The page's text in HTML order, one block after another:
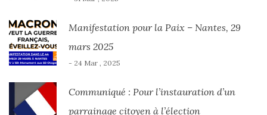
Manifestation pour la Paix – Nantes, 29
mars 2025
- 24 Mar , 2025
Communiqué : Pour l’instauration d’un
parrainage citoyen à l’élection